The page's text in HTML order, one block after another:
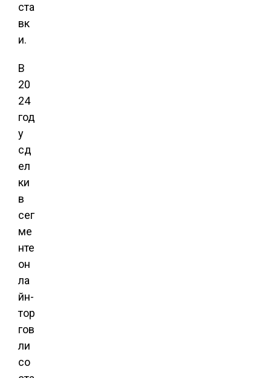
ста
вк
и.
В
20
24
год
у
сд
ел
ки
в
сег
ме
нте
он
ла
йн-
тор
гов
ли
со